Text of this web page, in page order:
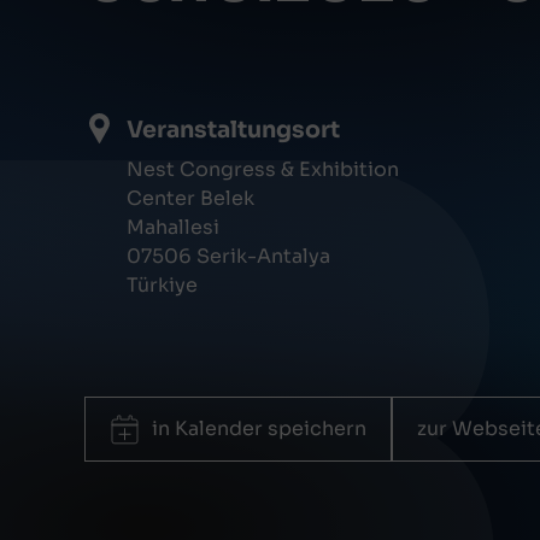
Veranstaltungsort
Nest Congress & Exhibition
Center Belek
Mahallesi
07506 Serik-Antalya
Türkiye
in Kalender speichern zur